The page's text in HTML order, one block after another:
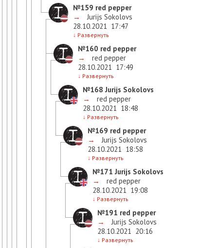
№159 red pepper
→
Jurijs Sokolovs
28.10.2021 17:47
↓ Развернуть
№160 red pepper
→
red pepper
28.10.2021 17:49
↓ Развернуть
№168 Jurijs Sokolovs
→
red pepper
28.10.2021 18:48
↓ Развернуть
№169 red pepper
→
Jurijs Sokolovs
28.10.2021 18:58
↓ Развернуть
№171 Jurijs Sokolovs
→
red pepper
28.10.2021 19:08
↓ Развернуть
№191 red pepper
→
Jurijs Sokolovs
28.10.2021 20:16
↓ Развернуть